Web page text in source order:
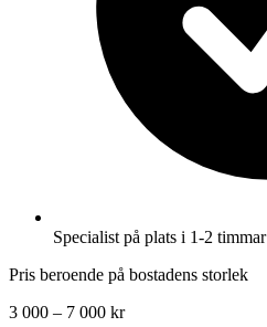
Specialist på plats i 1-2 timmar
Pris beroende på bostadens storlek
3 000 – 7 000 kr